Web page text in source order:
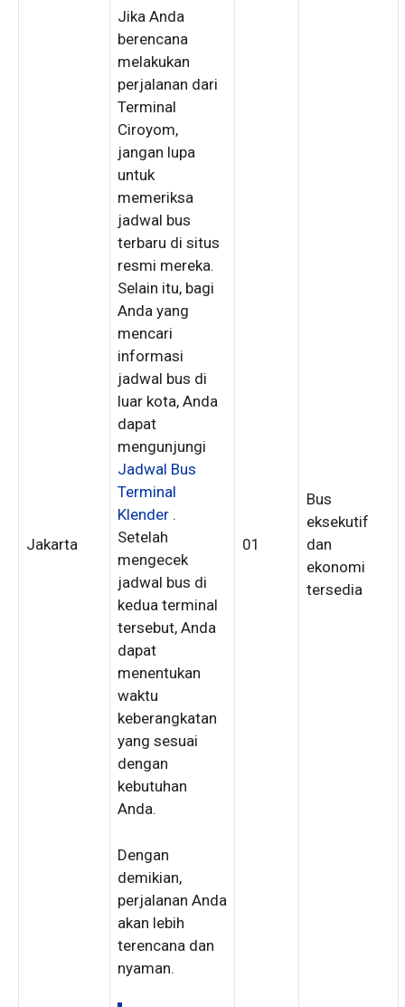
Jakarta
Jika Anda
berencana
melakukan
perjalanan dari
Terminal
Ciroyom,
jangan lupa
untuk
memeriksa
jadwal bus
terbaru di situs
resmi mereka.
Selain itu, bagi
Anda yang
mencari
informasi
jadwal bus di
luar kota, Anda
dapat
mengunjungi
Jadwal Bus
Terminal
Klender .
Setelah
mengecek
jadwal bus di
kedua terminal
tersebut, Anda
dapat
menentukan
waktu
keberangkatan
yang sesuai
dengan
kebutuhan
Anda.
Dengan
demikian,
perjalanan Anda
akan lebih
terencana dan
nyaman.
01
Bus
eksekutif
dan
ekonomi
tersedia